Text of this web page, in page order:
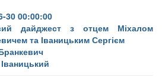
30 00:00:00
дайджест з отцем Міхалом
та Іваницьким Сергієм